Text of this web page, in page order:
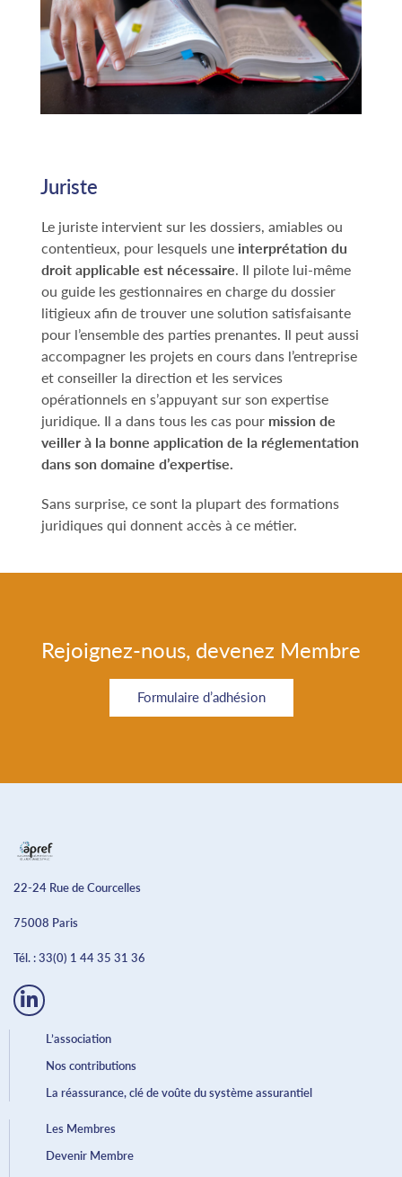
Juriste
Le juriste intervient sur les dossiers, amiables ou
contentieux, pour lesquels une interprétation du
droit applicable est nécessaire . Il pilote lui-même
ou guide les gestionnaires en charge du dossier
litigieux afin de trouver une solution satisfaisante
pour l’ensemble des parties prenantes. Il peut aussi
accompagner les projets en cours dans l’entreprise
et conseiller la direction et les services
opérationnels en s’appuyant sur son expertise
juridique. Il a dans tous les cas pour mission de
veiller à la bonne application de la réglementation
dans son domaine d’expertise.
Sans surprise, ce sont la plupart des formations
juridiques qui donnent accès à ce métier.
Rejoignez-nous, devenez Membre
Formulaire d’adhésion
22-24 Rue de Courcelles
75008 Paris
Tél. :33(0) 1 44 35 31 36
L’association
Nos contributions
La réassurance, clé de voûte du système assurantiel
Les Membres
Devenir Membre